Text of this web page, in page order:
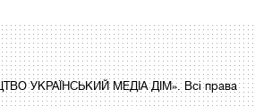
УКРАЇНСЬКИЙ МЕДІА ДІМ». Всі права